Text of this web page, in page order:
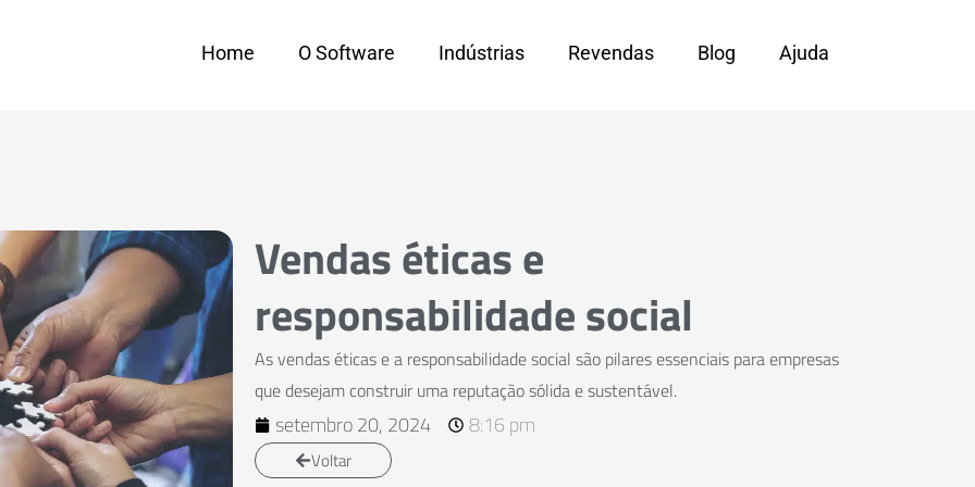
Home O Software Indústrias Revendas Blog Ajuda
Vendas éticas e
responsabilidade social
As vendas éticas e a responsabilidade social são pilares essenciais para empresas
que desejam construir uma reputação sólida e sustentável.
setembro 20, 2024 8:16 pm
Voltar